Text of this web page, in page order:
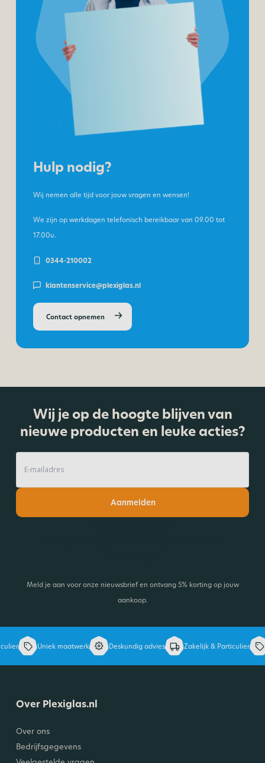
Hulp nodig?
Wij nemen alle tijd voor jouw vragen en wensen!
We zijn op werkdagen telefonisch bereikbaar van09.00 tot
17.00u.
0344-210002
klantenservice@plexiglas.nl
Contact opnemen
Wij je op de hoogte blijven van
nieuwe producten en leuke acties?
Aanmelden
Meld je aan voor onze nieuwsbrief en ontvang 5% korting op jouw
aankoop.
Uniek maatwerk Deskundig advies Zakelijk & Particulier
Over Plexiglas.nl
Over ons
Bedrijfsgegevens